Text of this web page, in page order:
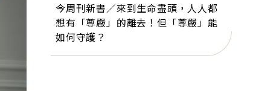
今周刊新書／來到生命盡頭，人人都
想有「尊嚴」的離去！但「尊嚴」能
如何守護？